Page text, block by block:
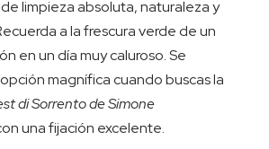
limpieza absoluta, naturaleza y
a la frescura verde de un
en un día muy caluroso. Se
magnífica cuando buscas la
di Sorrento de Simone
una fijación excelente.